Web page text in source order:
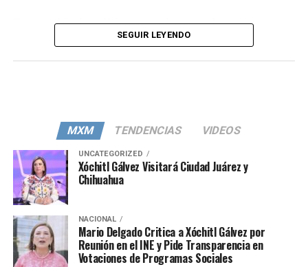
Este cambio de política se produce tras las recientes
tensiones y críticas, especialmente desde sectores
En un comunicado oficial, la gestión de Boluarte ha
enfatizado que la revocación no solo pretende calmar
las aprehensiones del sector turístico, sino que también
refleja el compromiso con los ideales de la Alianza del
Pacífico. Como integrante de este grupo económico y
político, al lado de México, Colombia y Chile, Perú aboga
por la libre circulación de personas y mercancías entre
sus estados miembros, subrayando su dedicación a la
integración regional y la cooperación mutua.
SEGUIR LEYENDO
MXM TENDENCIAS VIDEOS
UNCATEGORIZED
Xóchitl Gálvez Visitará Ciudad Juárez y
Chihuahua
NACIONAL
Mario Delgado Critica a Xóchitl Gálvez por
Reunión en el INE y Pide Transparencia en
Votaciones de Programas Sociales